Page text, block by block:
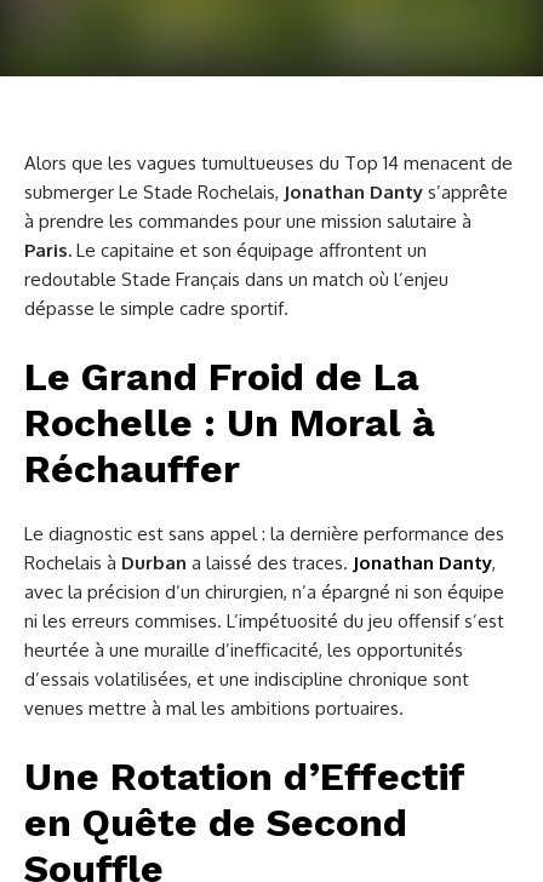
Alors que les vagues tumultueuses du Top 14 menacent de
submerger Le Stade Rochelais, Jonathan Danty s’apprête
à prendre les commandes pour une mission salutaire à
Paris. Le capitaine et son équipage affrontent un
redoutable Stade Français dans un match où l’enjeu
dépasse le simple cadre sportif.
Le Grand Froid de La
Rochelle : Un Moral à
Réchauffer
Le diagnostic est sans appel : la dernière performance des
Rochelais à Durban a laissé des traces. Jonathan Danty,
avec la précision d’un chirurgien, n’a épargné ni son équipe
ni les erreurs commises. L’impétuosité du jeu offensif s’est
heurtée à une muraille d’inefficacité, les opportunités
d’essais volatilisées, et une indiscipline chronique sont
venues mettre à mal les ambitions portuaires.
Une Rotation d’Effectif
en Quête de Second
Souffle